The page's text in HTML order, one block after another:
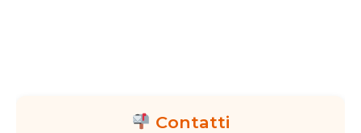
Contatti